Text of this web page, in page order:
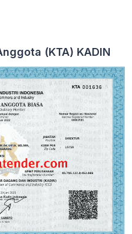
(KTA) KADIN